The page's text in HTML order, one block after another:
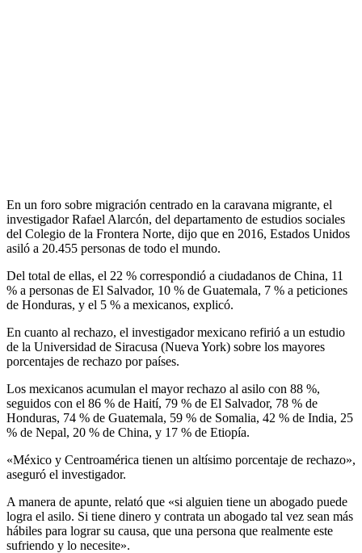
En un foro sobre migración centrado en la caravana migrante, el
investigador Rafael Alarcón, del departamento de estudios sociales
del Colegio de la Frontera Norte, dijo que en 2016, Estados Unidos
asiló a 20.455 personas de todo el mundo.
Del total de ellas, el 22 % correspondió a ciudadanos de China, 11
% a personas de El Salvador, 10 % de Guatemala, 7 % a peticiones
de Honduras, y el 5 % a mexicanos, explicó.
En cuanto al rechazo, el investigador mexicano refirió a un estudio
de la Universidad de Siracusa (Nueva York) sobre los mayores
porcentajes de rechazo por países.
Los mexicanos acumulan el mayor rechazo al asilo con 88 %,
seguidos con el 86 % de Haití, 79 % de El Salvador, 78 % de
Honduras, 74 % de Guatemala, 59 % de Somalia, 42 % de India, 25
% de Nepal, 20 % de China, y 17 % de Etiopía.
«México y Centroamérica tienen un altísimo porcentaje de rechazo»,
aseguró el investigador.
A manera de apunte, relató que «si alguien tiene un abogado puede
logra el asilo. Si tiene dinero y contrata un abogado tal vez sean más
hábiles para lograr su causa, que una persona que realmente este
sufriendo y lo necesite».